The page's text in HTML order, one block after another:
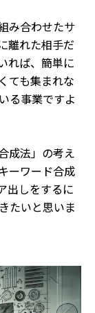
み合わせたサ
離れた相手だ
れば、簡単に
ても集まれな
る事業ですよ
成法」の考え
ーワード合成
出しをするに
たいと思いま